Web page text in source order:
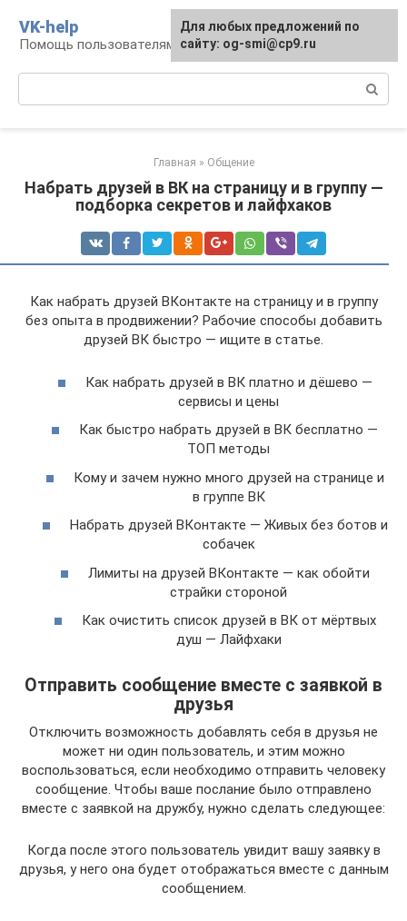
контенту
VK-help
Помощь пользователям соцсети ВКонтакте
Главная » Общение
Набрать друзей в ВК на страницу и в группу —
подборка секретов и лайфхаков
Как набрать друзей ВКонтакте на страницу и в группу
без опыта в продвижении? Рабочие способы добавить
друзей ВК быстро — ищите в статье.
Как набрать друзей в ВК платно и дёшево —
сервисы и цены
Как быстро набрать друзей в ВК бесплатно —
ТОП методы
Кому и зачем нужно много друзей на странице и
в группе ВК
Набрать друзей ВКонтакте — Живых без ботов и
собачек
Лимиты на друзей ВКонтакте — как обойти
страйки стороной
Как очистить список друзей в ВК от мёртвых
душ — Лайфхаки
Отправить сообщение вместе с заявкой в
друзья
Отключить возможность добавлять себя в друзья не
может ни один пользователь, и этим можно
воспользоваться, если необходимо отправить человеку
сообщение. Чтобы ваше послание было отправлено
вместе с заявкой на дружбу, нужно сделать следующее:
Когда после этого пользователь увидит вашу заявку в
друзья, у него она будет отображаться вместе с данным
сообщением.
Для любых предложений по
сайту: og-smi@cp9.ru